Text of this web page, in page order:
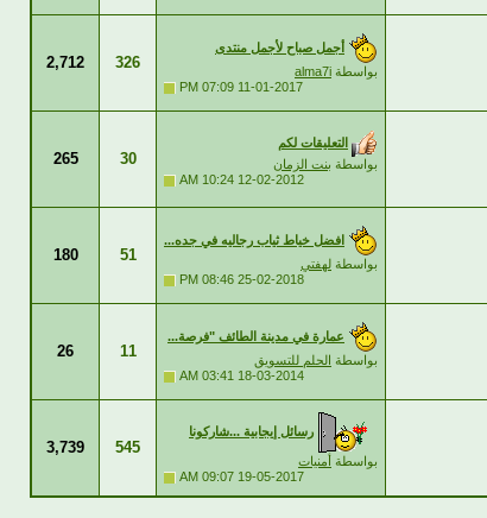
أجمل صباح لأجمل منتدى
بواسطة alma7i
11-01-2017
07:09 PM
326
2,712
التعليقات لكم
بواسطة بنت الزمان
12-02-2012
10:24 AM
30
265
افضل خياط ثياب رجاليه في جده...
بواسطة لهفتي
25-02-2018
08:46 PM
51
180
عمارة في مدينة الطائف "فرصة...
بواسطة الحلم للتسويق
18-03-2014
03:41 AM
11
26
رسائل إيجابية ...شاركونا
بواسطة أمنيات
19-05-2017
09:07 AM
545
3,739